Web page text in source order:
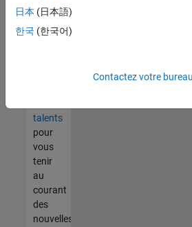
corresponde
à vos
talents
pour
vous
tenir
au
courant
des
nouvelles
日本 (日本語)
한국 (한국어)
Contactez votre